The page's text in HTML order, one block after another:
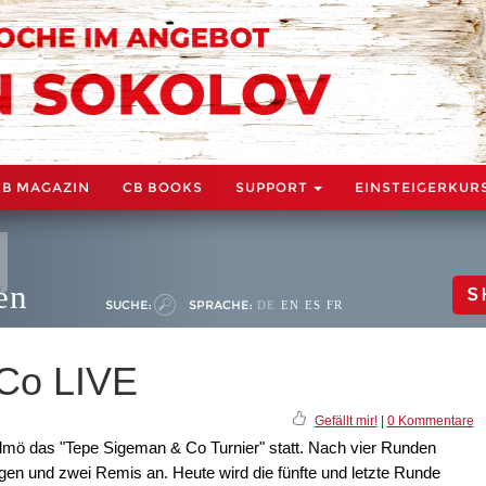
MAGAZIN CB BOOKS SUPPORT
SUCHE: SPRACHE: DE EN ES FR
LIVE
Gefällt mir!| 0 Kommentare
das "Tepe Sigeman & Co Turnier" statt. Nach vier Runden
und zwei Remis an. Heute wird die fünfte und letzte Runde